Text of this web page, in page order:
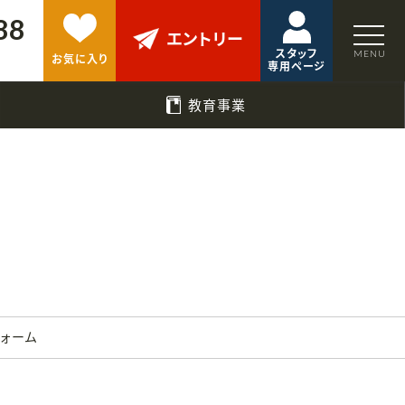
お気に入り
エントリー
スタッフ
専用ページ
教育事業
ーム